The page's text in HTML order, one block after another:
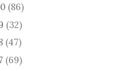
(86)
(32)
(47)
(69)